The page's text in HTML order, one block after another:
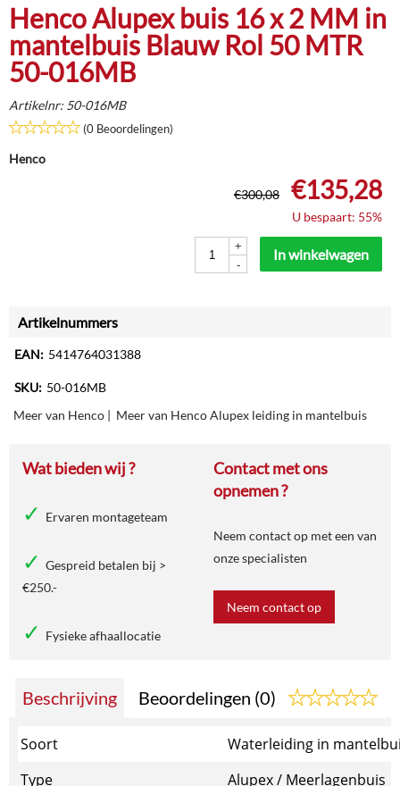
Henco Alupex buis 16 x 2 MM in
mantelbuis Blauw Rol 50 MTR
50-016MB
Artikelnr: 50-016MB
(0 Beoordelingen)
Henco
€300,08 €135,28
U bespaart: 55%
+
-
In winkelwagen
Artikelnummers
EAN: 5414764031388
SKU: 50-016MB
Meer van Henco | Meer van Henco Alupex leiding in mantelbuis
Wat bieden wij ?
Ervaren montageteam
Gespreid betalen bij >
€250.-
Fysieke afhaallocatie
Contact met ons
opnemen ?
Neem contact op met een van
onze specialisten
Neem contact op
Beschrijving Beoordelingen (0)
Soort
Waterleiding in
Type
Alupex / Meerlagenbuis